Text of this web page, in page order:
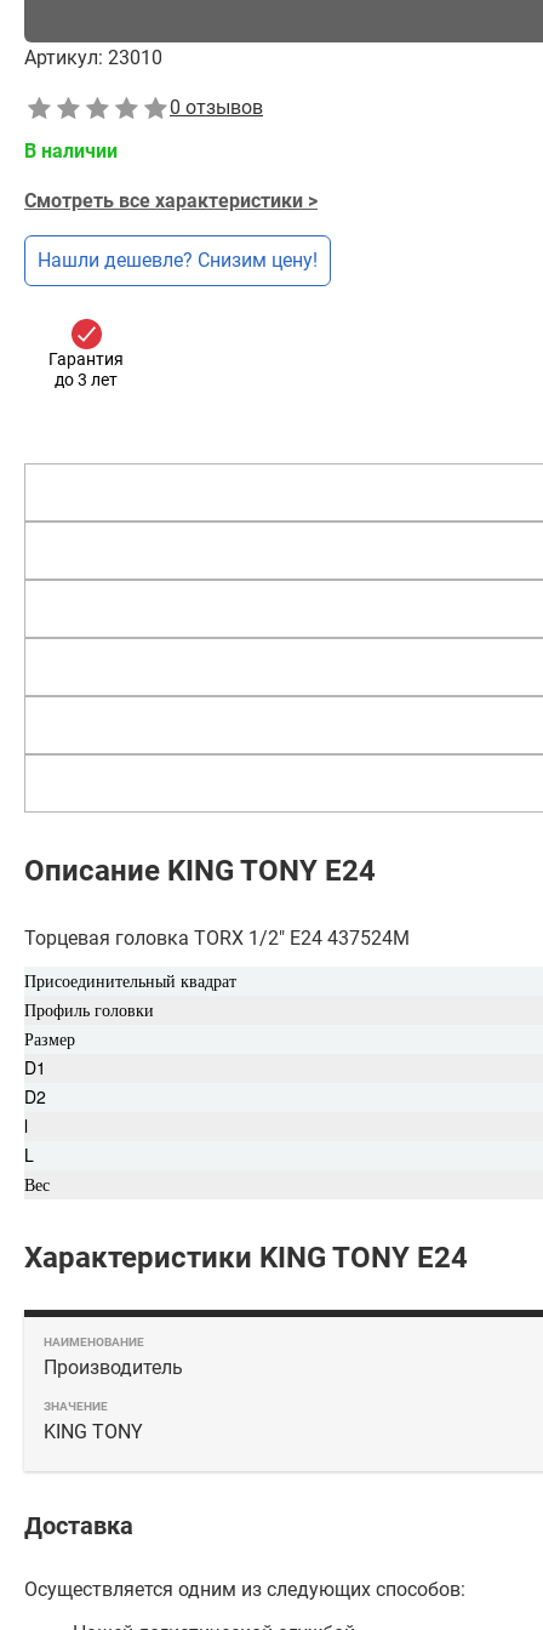
Артикул: 23010
0 отзывов
В наличии
Смотреть все характеристики >
Нашли дешевле? Снизим цену!
Гарантия
до 3 лет
Описание KING TONY Е24
Торцевая головка TORX 1/2" Е24 437524M
Присоединительный квадрат
Профиль головки
Размер
D1
D2
l
L
Вес
Характеристики KING TONY Е24
Производитель
KING TONY
Доставка
Осуществляется одним из следующих способов: